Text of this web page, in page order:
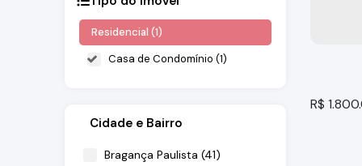
Residencial (1)
Casa de Condomínio (1)
Cidade e Bairro
Bragança Paulista (41)
R$